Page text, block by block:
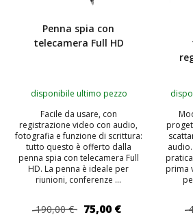
Penna spia con
telecamera Full HD
disponibile ultimo pezzo
Facile da usare, con
registrazione video con audio,
fotografia e funzione di scrittura:
tutto questo è offerto dalla
penna spia con telecamera Full
HD. La penna è ideale per
riunioni, conferenze ...
190,00 € 75,00 €
prima